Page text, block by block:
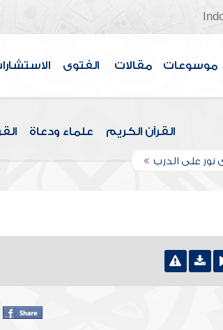
موسوعات مقالات الفتوى
القرآن الكريم علماء ودعاة
نور على الدرب